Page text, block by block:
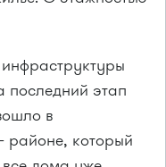
последний этап
в
который